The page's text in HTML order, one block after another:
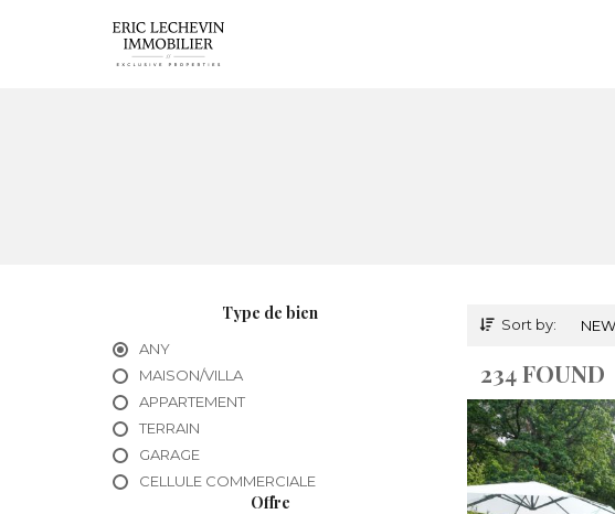
Type de bien
ANY
MAISON/VILLA
APPARTEMENT
TERRAIN
GARAGE
CELLULE COMMERCIALE
Offre
Sort by:
234 FOUND